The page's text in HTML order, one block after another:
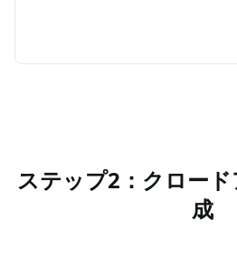
ステップ2：クロー
成